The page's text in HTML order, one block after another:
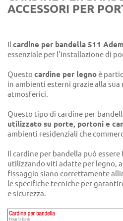
ACCESSORI PER
Il cardine per bandella 511 Adem
essenziale per l'installazione di
Questo cardine per legnoè
in ambienti esterni grazie alla sua
atmosferici.
Questo tipo di cardine per
utilizzato su porte, portoni e
ambienti residenziali che
Il cardine per bandella può
utilizzando viti adatte per legno,
fissaggio siano correttamente
le specifiche tecniche per
e sicurezza.